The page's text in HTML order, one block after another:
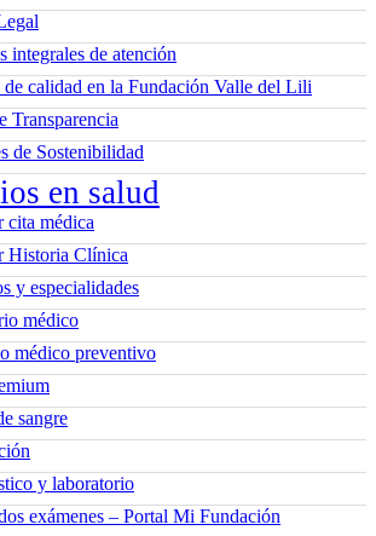
integrales de atención
de calidad en la Fundación Valle del Lili
Transparencia
de Sostenibilidad
en salud
cita médica
Historia Clínica
y especialidades
médico
médico preventivo
sangre
y laboratorio
exámenes – Portal Mi Fundación